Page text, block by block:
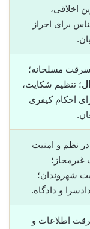
اخلاقی،
برای احراز
مسلحانه؛
؛ تنظیم شکایت،
احکام کیفری
در نظم و امنیت
شهروندان؛
و دادگاه.
اطلاعات و